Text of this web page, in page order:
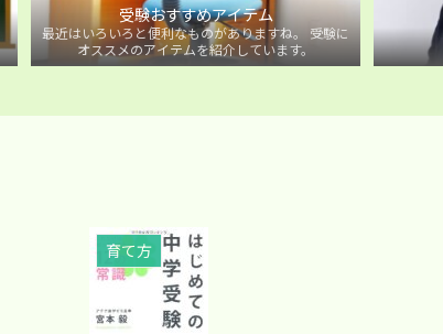
受験おすすめアイテム
最近はいろいろと便利なものがありますね。 受験に
オススメのアイテムを紹介しています。
育て方